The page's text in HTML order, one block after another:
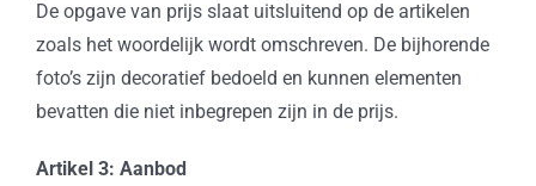
De opgave van prijs slaat uitsluitend op de artikelen
zoals het woordelijk wordt omschreven. De bijhorende
foto’s zijn decoratief bedoeld en kunnen elementen
bevatten die niet inbegrepen zijn in de prijs.
Artikel 3: Aanbod